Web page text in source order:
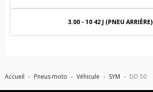
Accueil Pneus moto Véhicule SYM DD 50
3.00 - 10 42 J (PNEU ARRIÈRE)